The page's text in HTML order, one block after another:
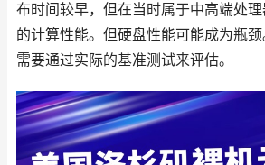
布时间较早，但在当时属于中高端处
的计算性能。但硬盘性能可能成为瓶
需要通过实际的基准测试来评估。